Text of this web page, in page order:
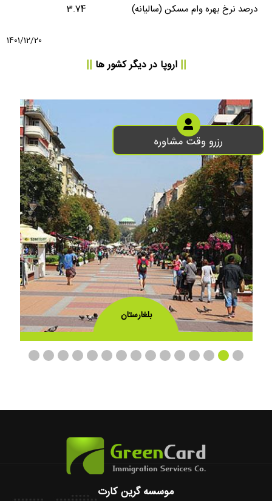
3.74
درصد نرخ بهره وام مسکن (سالیانه)
1401/12/20
||اروپا در دیگر کشور ها ||
بلغارستان
موسسه گرین کارت
رزرو وقت مشاوره